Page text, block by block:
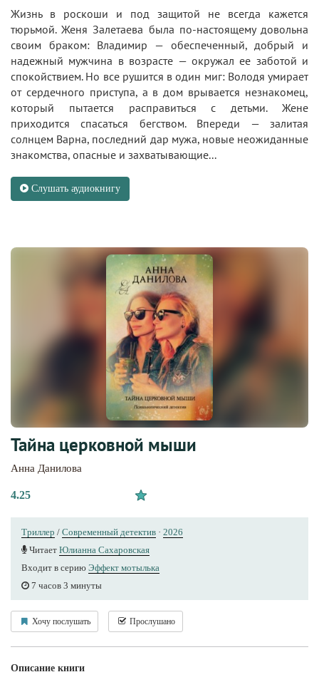
Жизнь в роскоши и под защитой не всегда кажется
тюрьмой. Женя Залетаева была по-настоящему довольна
своим браком: Владимир — обеспеченный, добрый и
надежный мужчина в возрасте — окружал ее заботой и
спокойствием. Но все рушится в один миг: Володя умирает
от сердечного приступа, а в дом врывается незнакомец,
который пытается расправиться с детьми. Жене
приходится спасаться бегством. Впереди — залитая
солнцем Варна, последний дар мужа, новые неожиданные
знакомства, опасные и захватывающие...
Слушать аудиокнигу
Тайна церковной мыши
Анна Данилова
4.25
Триллер / Современный детектив · 2026
Читает Юлианна Сахаровская
Входит в серию Эффект мотылька
7 часов 3 минуты
Хочу послушать Прослушано
Описание книги